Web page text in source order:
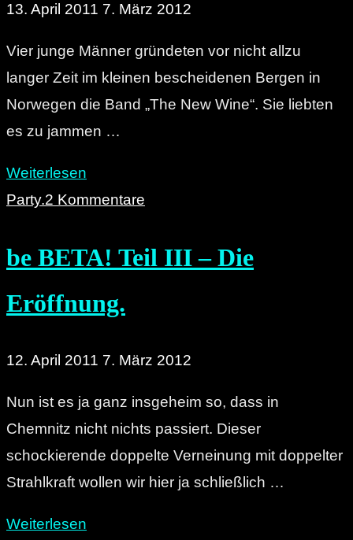
13. April 2011 7. März 2012
Vier junge Männer gründeten vor nicht allzu
langer Zeit im kleinen bescheidenen Bergen in
Norwegen die Band „The New Wine“. Sie liebten
es zu jammen …
Weiterlesen
Interview
„The
Wine“
Norwegen."
Party.2 Kommentare
be BETA! Teil III – Die
Eröffnung.
12. April 2011 7. März 2012
Nun ist es ja ganz insgeheim so, dass in
Chemnitz nicht nichts passiert. Dieser
schockierende doppelte Verneinung mit doppelter
Strahlkraft wollen wir hier ja schließlich …
Weiterlesen